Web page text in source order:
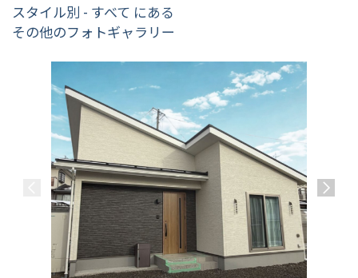
スタイル別 - すべて にある
その他のフォトギャラリー